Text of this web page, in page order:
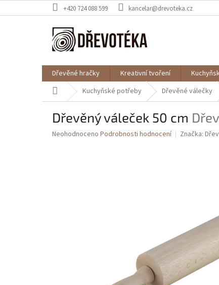
na
+420 724 088 599 kancelar@drevoteka.cz
Dřevěné hračky Kreativní tvoření
Domů Kuchyňské potřeby Dřevěné válečky
Dřevěný váleček 50 cm
Průměrné
Neohodnoceno Podrobnosti hodnocení Značka: